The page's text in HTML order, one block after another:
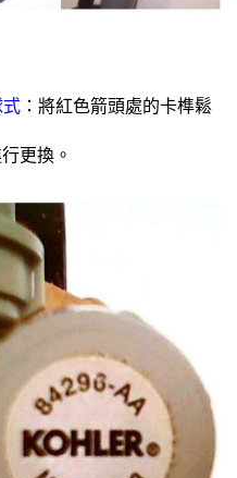
： 將紅色箭頭處的卡榫鬆
更換。